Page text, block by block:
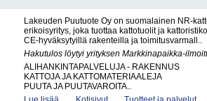
Lakeuden Puutuote Oy on suomalainen NR-
erikoisyritys, joka tuottaa kattotuolit ja
CE-hyväksytyillä rakenteilla ja toimitusvarmall..
Hakutulos löytyi yrityksen Markkinapaikka-
ALIHANKINTAPALVELUJA - RAKENNUS
KATTOJA JA KATTOMATERIAALEJA
PUUTA JA PUUTAVAROITA..